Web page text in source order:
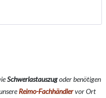
Schwerlastauszugoder benötigen
Reimo-Fachhändlervor Ort